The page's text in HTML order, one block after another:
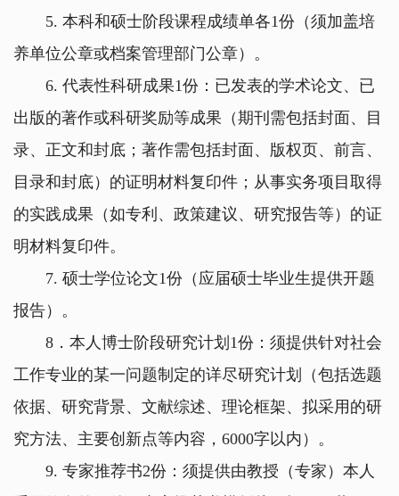
5. 本科和硕士阶段课程成绩单各1份（须加盖培
养单位公章或档案管理部门公章）。
6. 代表性科研成果1份：已发表的学术论文、已
出版的著作或科研奖励等成果（期刊需包括封面、目
录、正文和封底；著作需包括封面、版权页、前言、
目录和封底）的证明材料复印件；从事实务项目取得
的实践成果（如专利、政策建议、研究报告等）的证
明材料复印件。
7. 硕士学位论文1份（应届硕士毕业生提供开题
报告）。
8 ．本人博士阶段研究计划 1份：须提供针对社会
工作专业的某一问题制定的详尽研究计划（包括选题
依据、研究背景、文献综述、理论框架、拟采用的研
究方法、主要创新点等内容， 6000字以内）。
9. 专家推荐书2份：须提供由教授（专家）本人